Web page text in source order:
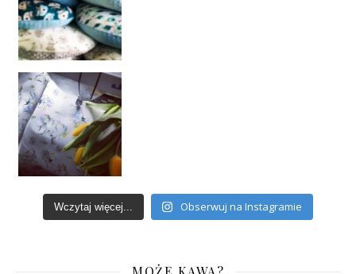
Wczytaj więcej... Obserwuj na Instagramie